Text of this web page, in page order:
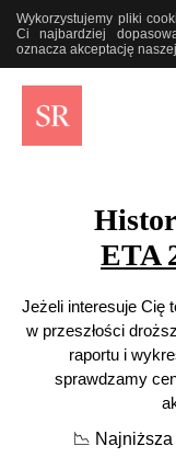
Wykorzystujemy pliki
Ci najbardziej
oznacza akceptację naszej
ETA
Jeżeli interesuje Cię
w przeszłości
raportu i
sprawdzamy
📉 Najniższa